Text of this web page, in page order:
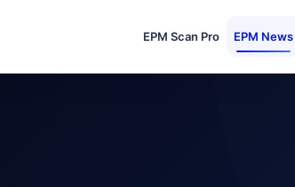
EPM Scan Pro EPM News